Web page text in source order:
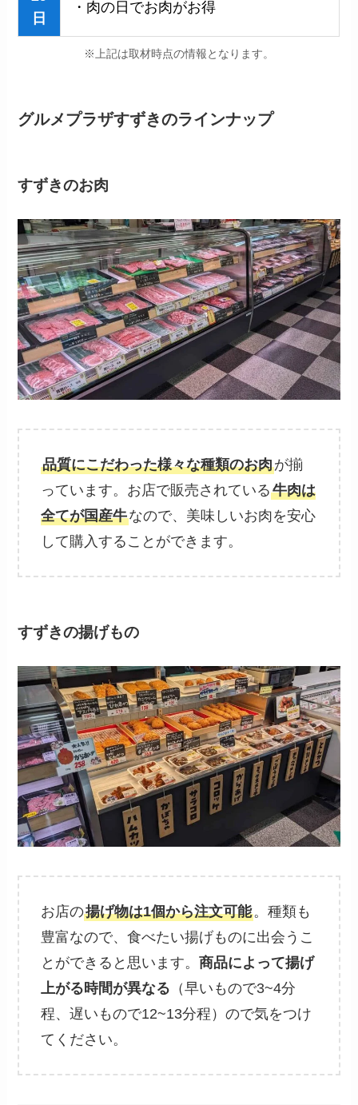
日
・肉の日でお肉がお得
※上記は取材時点の情報となります。
グルメプラザすずきのラインナップ
すずきのお肉
品質にこだわった様々な種類のお肉が揃
っています。お店で販売されている牛肉は
全てが国産牛なので、美味しいお肉を安心
して購入することができます。
すずきの揚げもの
お店の揚げ物は1個から注文可能。種類も
豊富なので、食べたい揚げものに出会うこ
とができると思います。商品によって揚げ
上がる時間が異なる （早いもので3~4分
程、遅いもので12~13分程）ので気をつけ
てください。